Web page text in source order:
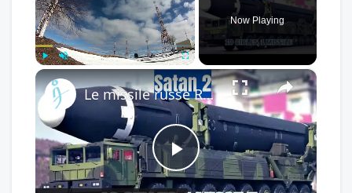
Play Unmute Fullscreen
Now Playing
×
Play
Le missile russe RS-28 Sarmat : Une menace de 12 minutes pour la stabilité occidentale